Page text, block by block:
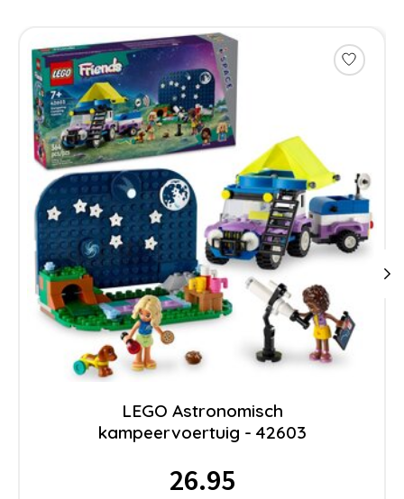
Items van productcarrousel
LEGO Astronomisch
kampeervoertuig - 42603
26.95